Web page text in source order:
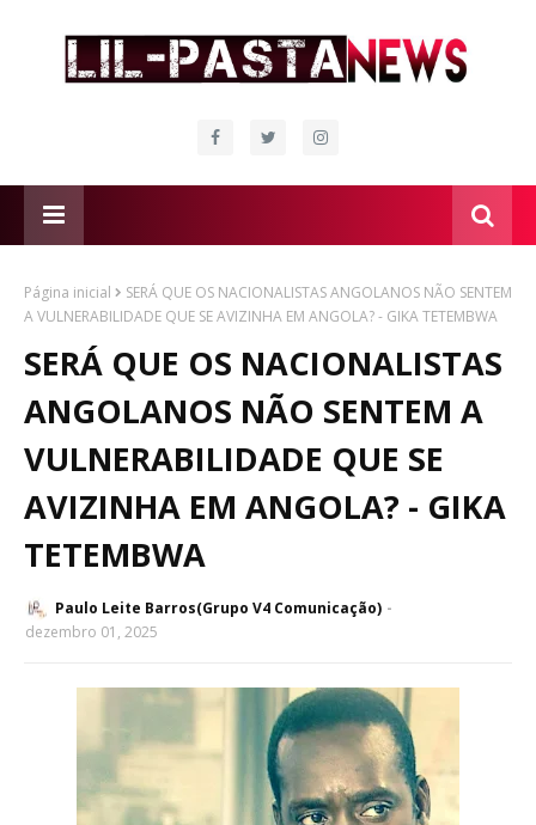
Página inicial
SERÁ QUE OS NACIONALISTAS ANGOLANOS NÃO SENTEM
A VULNERABILIDADE QUE SE AVIZINHA EM ANGOLA? - GIKA TETEMBWA
SERÁ QUE OS NACIONALISTAS
ANGOLANOS NÃO SENTEM A
VULNERABILIDADE QUE SE
AVIZINHA EM ANGOLA? - GIKA
TETEMBWA
Paulo Leite Barros(Grupo V4 Comunicação)
dezembro 01, 2025